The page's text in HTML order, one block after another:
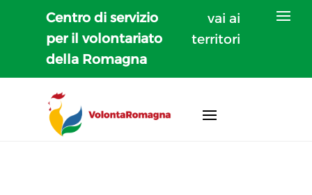
Centro di servizio
per il volontariato
della Romagna
vai ai
territori